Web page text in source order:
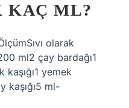
KAÇ ML?
olarak
ml2 çay bardağı1
kaşığı1 yemek
kaşığı5 ml-